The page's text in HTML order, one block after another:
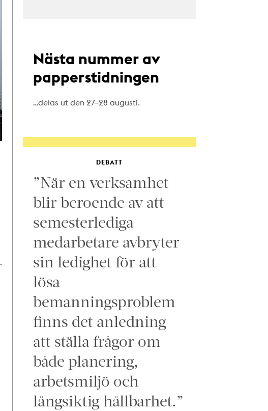
Nästa nummer av
papperstidningen
…delas ut den 27–28 augusti.
DEBATT
”När en verksamhet
blir beroende av att
semesterlediga
medarbetare avbryter
sin ledighet för att
lösa
bemanningsproblem
finns det anledning
att ställa frågor om
både planering,
arbetsmiljö och
långsiktig hållbarhet.”